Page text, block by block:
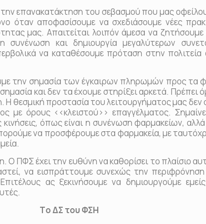
επανακατάκτηση του σεβασμού που μας οφείλουν
όταν αποφασίσουμε να σχεδιάσουμε νέες
μας. Απαιτείται λοιπόν άμεσα να
συνένωση και δημιουργία μεγαλύτερων
να καταθέσουμε πρόταση στην
την σημασία των έγκαιρων πληρωμών προς τα
και δεν τα έχουμε στηρίξει αρκετά.
θεσμική προστασία του λειτουργήματος μας δεν
με όρους <<κλειστού>> επαγγέλματος.
όπως είναι η συνένωση φαρμακείων,
να προσφέρουμε στα φαρμακεία, με
Ο ΠΦΣ έχει την ευθύνη να καθορίσει το πλαίσιο
να εισπράττουμε συνεχώς την περιφρόνηση
ας ξεκινήσουμε να δημιουργούμε
Tο ΔΣ του ΦΣΗ